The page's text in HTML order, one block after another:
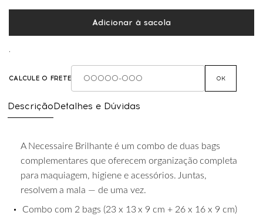
DescriçãoDetalhes e Dúvidas
A Necessaire Brilhante é um combo de duas bags
complementares que oferecem organização completa
para maquiagem, higiene e acessórios. Juntas,
resolvem a mala — de uma vez.
• Combo com 2 bags (23 x 13 x 9 cm + 26 x 16 x 9 cm)
Adicionar à sacola
,
CALCULE O FRETE OK